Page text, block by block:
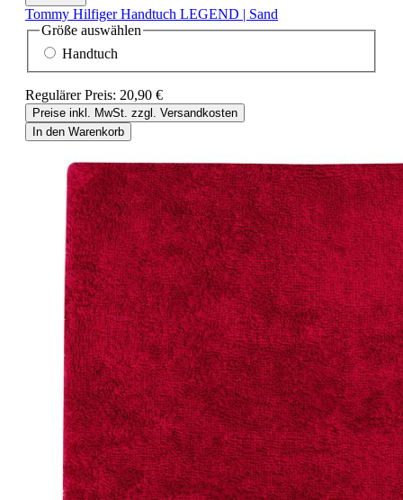
Tommy Hilfiger Handtuch LEGEND | Sand
Größe auswählen
Handtuch
Regulärer Preis: 20,90 €
Preise inkl. MwSt. zzgl. Versandkosten
In den Warenkorb